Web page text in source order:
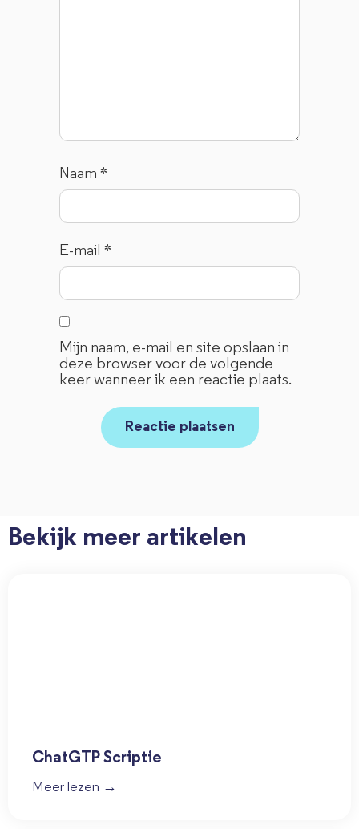
Naam*
E-mail*
Mijn naam, e-mail en site opslaan in
deze browser voor de volgende
keer wanneer ik een reactie plaats.
Bekijk meer artikelen
ChatGTP Scriptie
Meer lezen →